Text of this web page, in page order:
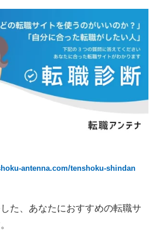
ついて
antenna.com/tenshoku-shindan
た、あなたにおすすめの転職サ